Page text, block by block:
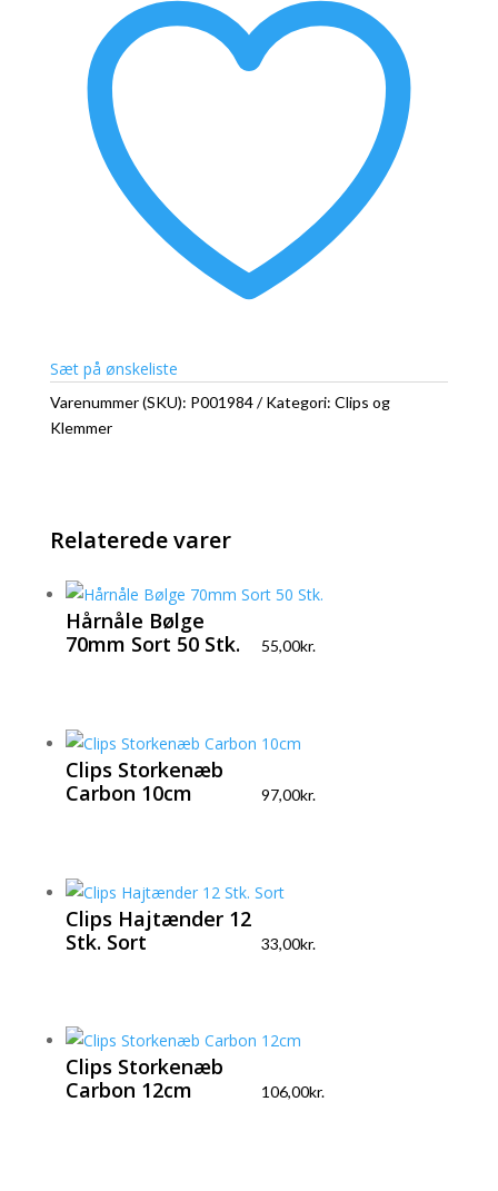
Sæt på ønskeliste
Varenummer (SKU): P001984 Kategori: Clips og
Klemmer
Relaterede varer
Hårnåle Bølge
70mm Sort 50 Stk.
55,00kr.
Clips Storkenæb
Carbon 10cm
97,00kr.
Clips Hajtænder 12
Stk. Sort
33,00kr.
Clips Storkenæb
Carbon 12cm
106,00kr.